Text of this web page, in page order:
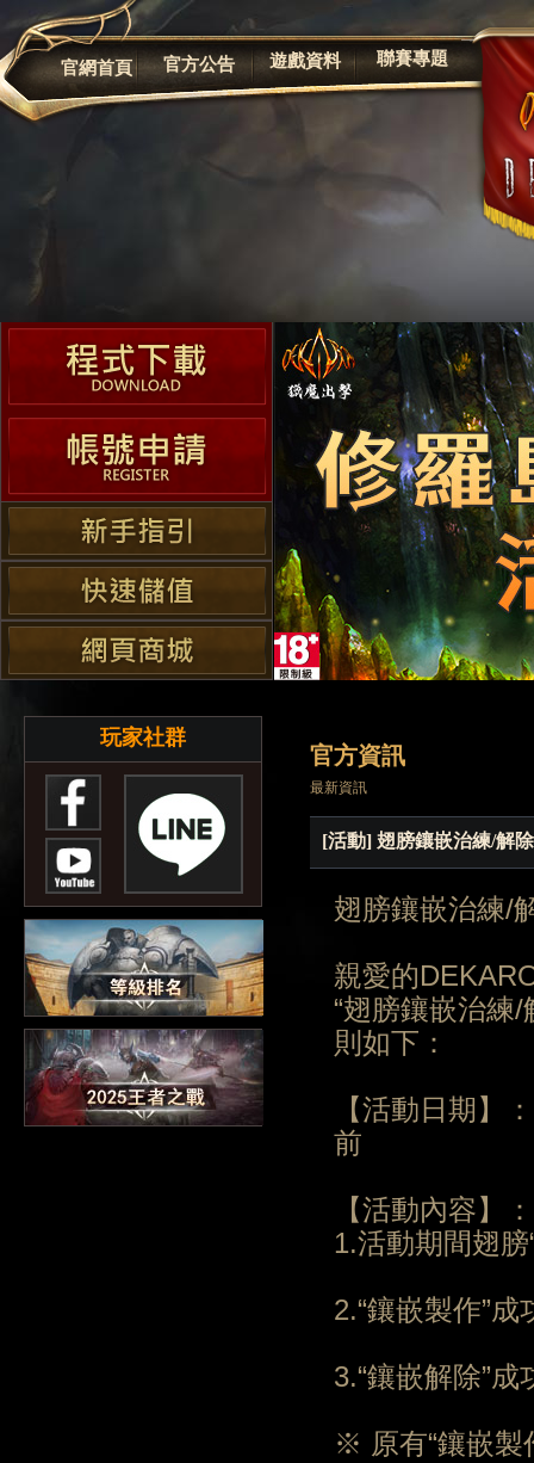
官網首頁 官方公告 遊戲資料 聯賽專題
玩家社群
官方資訊
最新資訊
[活動] 翅膀鑲嵌治練/解
翅膀鑲嵌治練/
親愛的
“翅膀鑲嵌治練
則如下：
【活動日期】
前
【活動內容】：
1.活動期間翅
2.“鑲嵌製作”
3.“鑲嵌解除”
※ 原有“鑲嵌製